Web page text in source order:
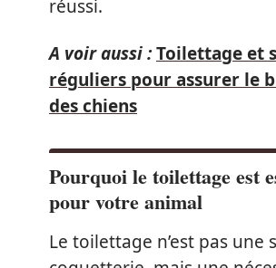
réussi.
A voir aussi :Toilettage et
réguliers pour assurer le
des chiens
Pourquoi le toilettage est
pour votre animal
Le toilettage n’est pas une